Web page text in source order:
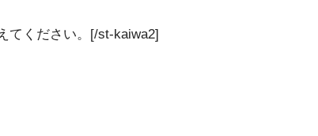
てください。[/st-kaiwa2]